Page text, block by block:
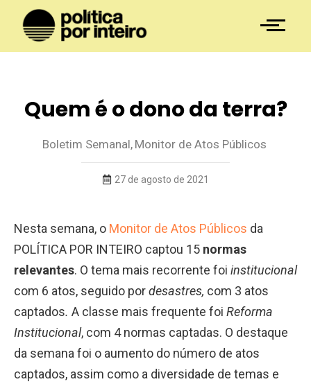
Quem é o dono da terra?
Boletim Semanal, Monitor de Atos Públicos
27 de agosto de 2021
Nesta semana, o Monitor de Atos Públicos da
POLÍTICA POR INTEIRO captou 15 normas
relevantes. O tema mais recorrente foi institucional
com 6 atos, seguido pordesastres, com 3 atos
captados. A classe mais frequente foi Reforma
Institucional, com 4 normas captadas. O destaque
da semana foi o aumento do número de atos
captados, assim como a diversidade de temas e